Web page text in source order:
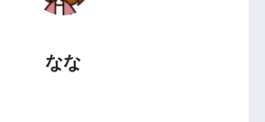
なな